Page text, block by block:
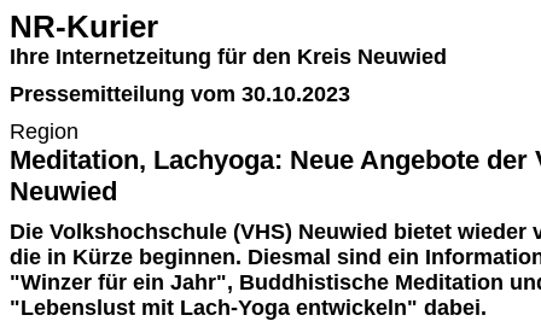
NR-Kurier
Ihre Internetzeitung für den Kreis Neuwied
Pressemitteilung vom 30.10.2023
Region
Meditation, Lachyoga: Neue Angebote der
Neuwied
Die Volkshochschule (VHS) Neuwied bietet wieder
die in Kürze beginnen. Diesmal sind ein
"Winzer für ein Jahr", Buddhistische Meditation
"Lebenslust mit Lach-Yoga entwickeln" dabei.